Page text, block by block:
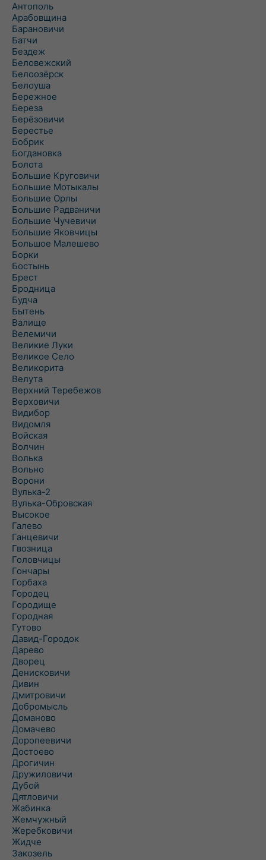
Антополь
Арабовщина
Барановичи
Батчи
Бездеж
Беловежский
Белоозёрск
Белоуша
Бережное
Береза
Берёзовичи
Берестье
Бобрик
Богдановка
Болота
Большие Круговичи
Большие Мотыкалы
Большие Орлы
Большие Радваничи
Большие Чучевичи
Большие Яковчицы
Большое Малешево
Борки
Бостынь
Брест
Бродница
Будча
Бытень
Валище
Велемичи
Великие Луки
Великое Село
Великорита
Велута
Верхний Теребежов
Верховичи
Видибор
Видомля
Войская
Волчин
Волька
Вольно
Ворони
Вулька-2
Вулька-Обровская
Высокое
Галево
Ганцевичи
Гвозница
Головчицы
Гончары
Горбаха
Городец
Городище
Городная
Гутово
Давид-Городок
Дарево
Дворец
Денисковичи
Дивин
Дмитровичи
Добромысль
Доманово
Домачево
Доропеевичи
Достоево
Дрогичин
Дружиловичи
Дубой
Дятловичи
Жабинка
Жемчужный
Жеребковичи
Жидче
Закозель